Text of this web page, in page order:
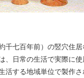
千七百年前）の竪穴住
、日常の生活で実際に
活する地域単位で製作